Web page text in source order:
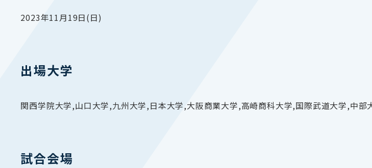
2023年11月19日(日)
出場大学
関西学院大学,山口大学,九州大学,日本大学,大阪商業大学,高崎商科大学,国際武道大学,中
試合会場